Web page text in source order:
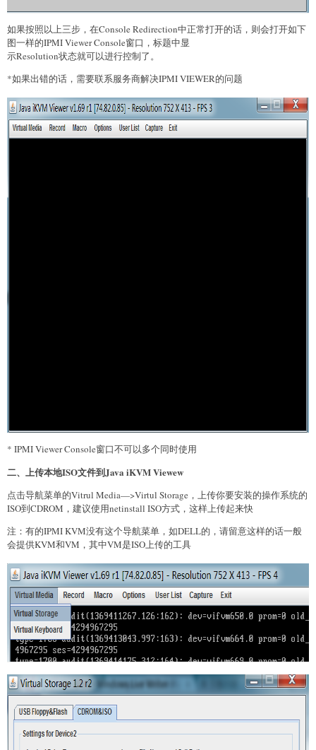
如果按照以上三步，在Console Redirection中正常打开的话，则会打开如下
图一样的IPMI Viewer Console窗口，标题中显
示Resolution状态就可以进行控制了。
*如果出错的话，需要联系服务商解决IPMI VIEWER的问题
* IPMI Viewer Console窗口不可以多个同时使用
二、上传本地ISO文件到Java iKVM Viewew
点击导航菜单的Vitrul Media—>Virtul Storage，上传你要安装的操作系统的
ISO到CDROM，建议使用netinstall ISO方式，这样上传起来快
注：有的IPMI KVM没有这个导航菜单，如DELL的，请留意这样的话一般
会提供KVM和VM，其中VM是ISO上传的工具